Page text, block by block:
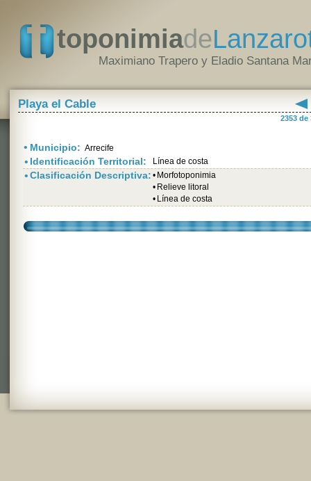
toponimiade
Maximiano Trapero y Eladio Santana
Playa el Cable
2353 de
• Municipio: Arrecife
• Identificación Territorial: Línea de costa
•Clasificación Descriptiva: • Morfotoponimia
• Relieve litoral
• Línea de costa